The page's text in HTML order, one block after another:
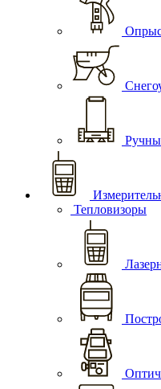
Тепловизоры